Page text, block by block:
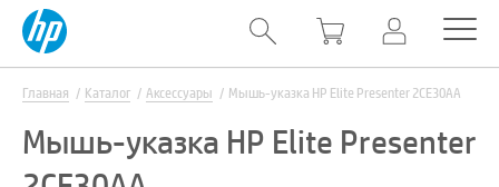
Главная Каталог Аксессуары Мышь-указка HP Elite Presenter 2CE30AA
Мышь-указка HP Elite Presenter